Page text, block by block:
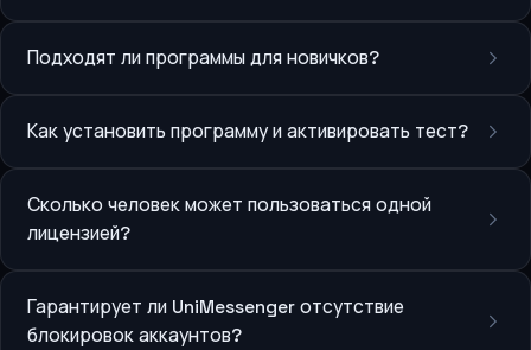
Подходят ли программы для новичков?
Как установить программу и активировать тест?
Сколько человек может пользоваться одной
лицензией?
Гарантирует ли UniMessenger отсутствие
блокировок аккаунтов?